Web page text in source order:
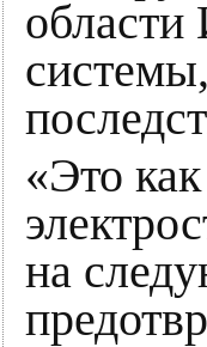
области
«Это
на